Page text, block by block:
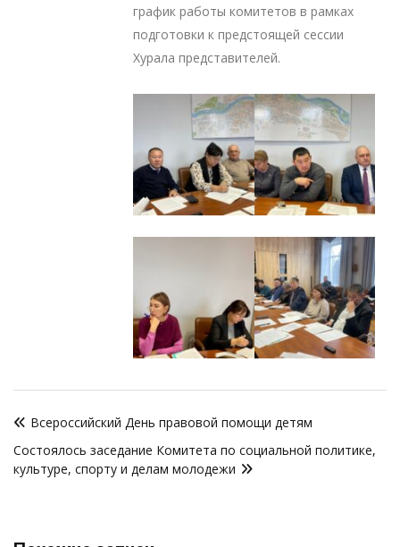
график работы комитетов в рамках
подготовки к предстоящей сессии
Хурала представителей.
по
записям
Всероссийский День правовой помощи детям
Cостоялось заседание Комитета по социальной политике,
культуре, спорту и делам молодежи